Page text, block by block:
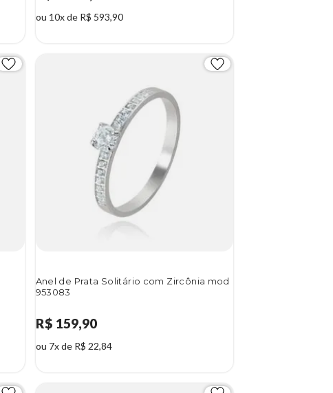
ou 10x de R$ 593,90
Anel de Prata Solitário com Zircônia mod
953083
R$ 159,90
ou 7x de R$ 22,84